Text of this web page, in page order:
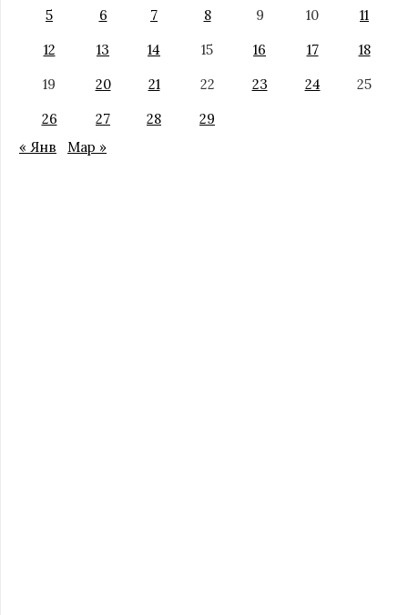
5
6 7 8 9 10
11
12
13 14 15 16 17
18
19
20 21 22 23 24
25
26
27 28
29
« Янв
Мар »